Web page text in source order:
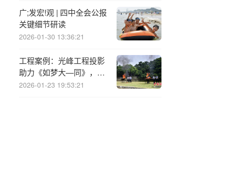
广;发宏!观 | 四中全会公报
关键细节研读
2026-01-30 13:36:21
工程案例：光峰工程投影
助力《如梦大—同》，跨
越千年入梦
2026-01-23 19:53:21